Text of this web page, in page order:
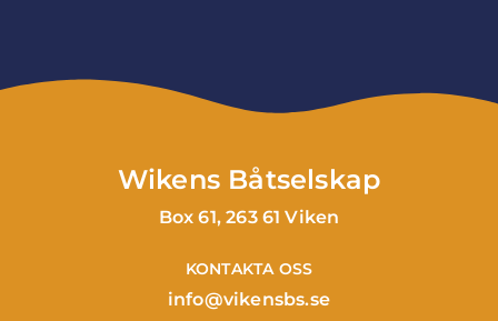
Wikens Båtselskap
Box 61, 263 61 Viken
KONTAKTA OSS
info@vikensbs.se